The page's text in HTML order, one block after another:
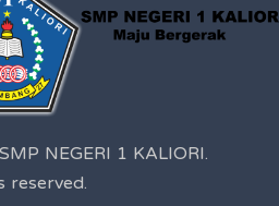
NEGERI 1 KALIORI.
reserved.